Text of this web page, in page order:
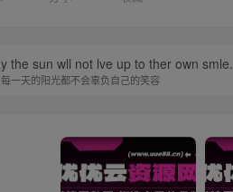
the sun wll not lve up to ther own smle.
一天的阳光都不会辜负自己的笑容